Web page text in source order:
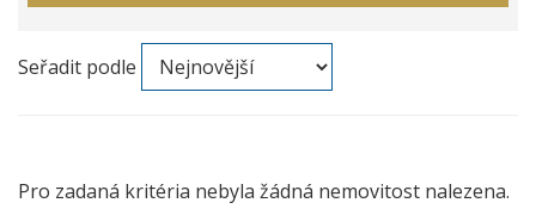
Seřadit podle
Pro zadaná kritéria nebyla žádná nemovitost nalezena.